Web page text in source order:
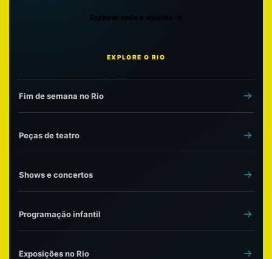
Explorar toda a agenda
EXPLORE O RIO
Fim de semana no Rio
Peças de teatro
Shows e concertos
Programação infantil
Exposições no Rio